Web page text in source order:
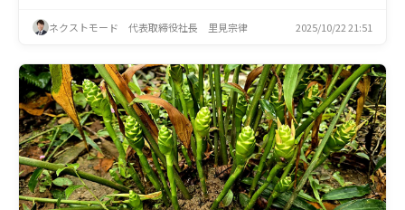
ネクストモード 代表取締役社長 里見宗律 2025/10/22 21:51